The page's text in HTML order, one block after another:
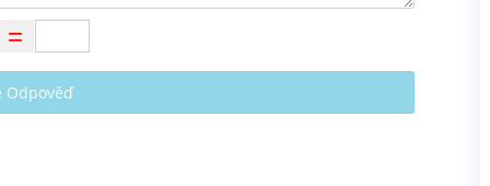
Odpověď